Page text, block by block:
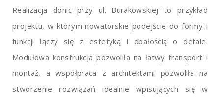
Realizacja donic przy ul. Burakowskiej to przykład
projektu, w którym nowatorskie podejście do formy i
funkcji łączy się z estetyką i dbałością o detale.
Modułowa konstrukcja pozwoliła na łatwy transport i
montaż, a współpraca z architektami pozwoliła na
stworzenie rozwiązań idealnie wpisujących się w